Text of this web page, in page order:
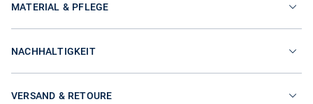
MATERIAL & PFLEGE
NACHHALTIGKEIT
VERSAND & RETOURE